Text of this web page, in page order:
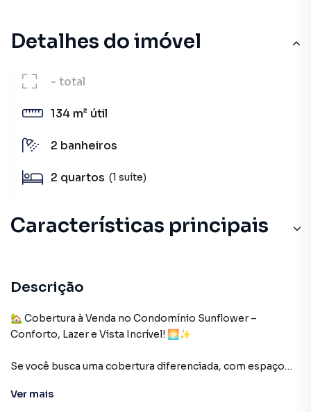
Detalhes do imóvel
- total
134 m² útil
2 banheiros
2 quartos (1 suíte)
Características principais
Descrição
🏡 Cobertura à Venda no Condomínio Sunflower –
Conforto, Lazer e Vista Incrível! 🌅✨
Se você busca uma cobertura diferenciada, com espaço
oportunidade ideal no Sunflower, no Recreio dos
Ver mais